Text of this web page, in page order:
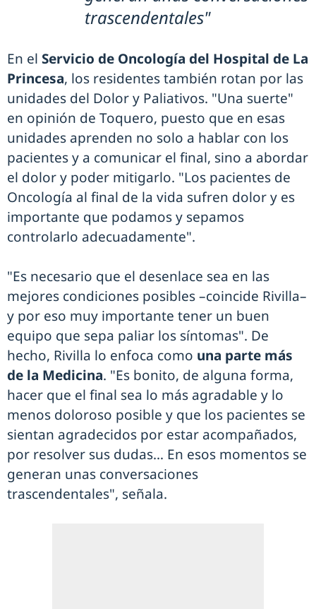
trascendentales"
En el Servicio de Oncología del Hospital de La
Princesa, los residentes también rotan por las
unidades del Dolor y Paliativos. "Una suerte"
en opinión de Toquero, puesto que en esas
unidades aprenden no solo a hablar con los
pacientes y a comunicar el final, sino a abordar
el dolor y poder mitigarlo. "Los pacientes de
Oncología al final de la vida sufren dolor y es
importante que podamos y sepamos
controlarlo adecuadamente".
"Es necesario que el desenlace sea en las
mejores condiciones posibles –coincide Rivilla–
y por eso muy importante tener un buen
equipo que sepa paliar los síntomas". De
hecho, Rivilla lo enfoca como una parte más
de la Medicina. "Es bonito, de alguna forma,
hacer que el final sea lo más agradable y lo
menos doloroso posible y que los pacientes se
sientan agradecidos por estar acompañados,
por resolver sus dudas… En esos momentos se
generan unas conversaciones
trascendentales", señala.